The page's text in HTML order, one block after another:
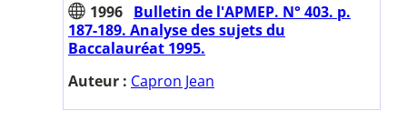
1996 Bulletin de l'APMEP. N° 403. p.
187-189. Analyse des sujets du
Baccalauréat 1995.
Auteur : Capron Jean